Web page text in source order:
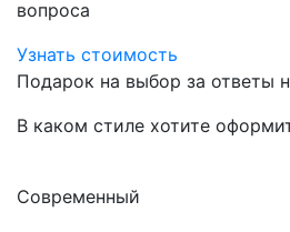
вопроса
Узнать стоимость
Подарок на выбор за ответы
В каком стиле хотите
Современный